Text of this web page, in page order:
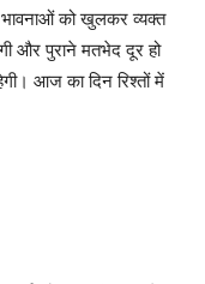
को खुलकर व्यक्त
और पुराने मतभेद दूर हो
आज का दिन रिश्तों में